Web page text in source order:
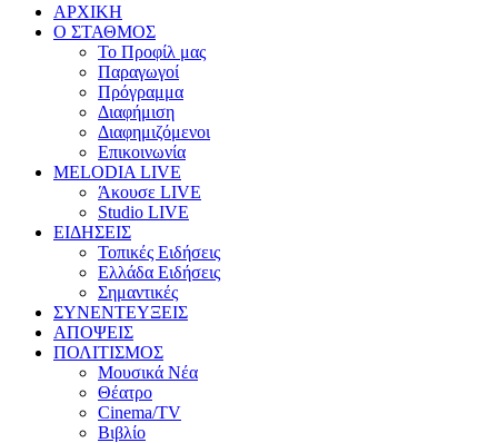
ΑΡΧΙΚΗ
Ο ΣΤΑΘΜΟΣ
Το Προφίλ μας
Παραγωγοί
Πρόγραμμα
Διαφήμιση
Διαφημιζόμενοι
Επικοινωνία
MELODIA LIVE
Άκουσε LIVE
Studio LIVE
ΕΙΔΗΣΕΙΣ
Τοπικές Ειδήσεις
Ελλάδα Ειδήσεις
Σημαντικές
ΣΥΝΕΝΤΕΥΞΕΙΣ
ΑΠΟΨΕΙΣ
ΠΟΛΙΤΙΣΜΟΣ
Μουσικά Νέα
Θέατρο
Cinema/TV
Βιβλίο